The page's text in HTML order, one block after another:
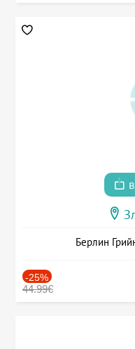
Берлин
-25%
44.99€